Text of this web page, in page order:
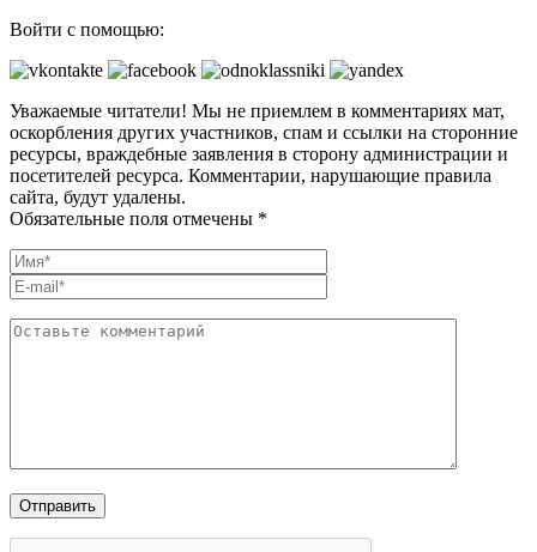
Войти с помощью:
Уважаемые читатели! Мы не приемлем в комментариях мат,
оскорбления других участников, спам и ссылки на сторонние
ресурсы, враждебные заявления в сторону администрации и
посетителей ресурса. Комментарии, нарушающие правила
сайта, будут удалены.
Обязательные поля отмечены *